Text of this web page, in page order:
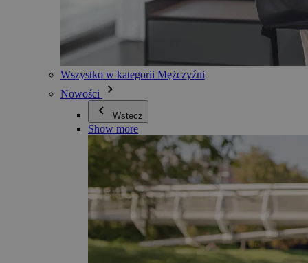
Wszystko w kategorii Mężczyźni
Nowości
Wstecz
Show more